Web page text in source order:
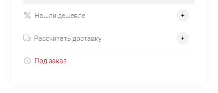
Нашли дешевле
Рассчитать доставку
Под заказ